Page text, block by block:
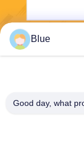
Blue
Good day, what